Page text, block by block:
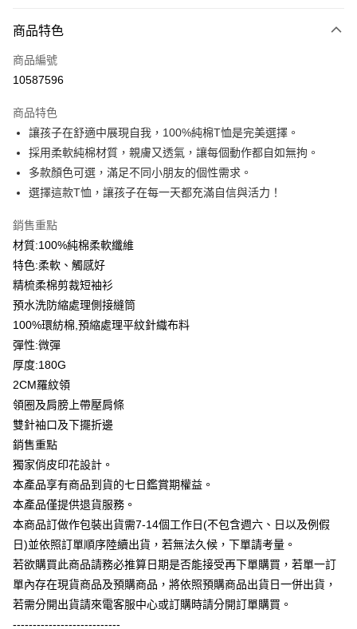
信用卡一次付款
信用卡分期付款
合作金庫商業銀行
華南商業銀行
彰化商業銀行
上海商業儲蓄銀行
台北富邦商業銀行
國泰世華商業銀行
兆豐國際商業銀行
臺灣中小企業銀行
台中商業銀行
聯邦商業銀行
元大商業銀行
台新國際商業銀行
台灣樂天信用卡公司
6 期 0 利率 每期
華南商業銀行
彰化商業銀行
上海商業儲蓄銀行
台北富邦商業銀行
國泰世華商業銀行
兆豐國際商業銀行
匯豐（台灣）商業銀行
聯邦商業銀行
元大商業銀行
玉山商業銀行
台灣樂天信用卡公司
12 期 0 利率 每期NT$24 21家銀行
合作金庫商業銀行
第一商業銀行
上海商業儲蓄銀行
台北富邦商業銀行
國泰世華商業銀行
臺灣中小企業銀行
匯豐（台灣）商業銀行
聯邦商業銀行
元大商業銀行
玉山商業銀行
台新國際商業銀行
超商取貨付款
LINE Pay
Apple Pay
街口支付
悠遊付
Google Pay
全盈+PAY
大哥付你分期
相關說明
1.本服務由台灣大哥大提供，台灣大哥大用戶可立即使用無須另外申請。
2.付款方式選擇「大哥付你分期」，訂單成立後會自動跳轉到大哥付的交易
流程，驗證手機門號後，選擇欲分期的期數、繳款截止日，確認付款後即完
成交易。
3.實際核准額度、可分期數及費用金額請依後續交易確認頁面所載為準。
4.訂單成立30分鐘內，如未前往確認交易或遇審核未通過，訂單將自動取
消。如遇「轉專審核」未通過狀況，表示未達大哥付你分期系統評分，恕無
法說明評估內容。
【繳款方式說明】
1.分期款項不併入電信帳單，「大哥付你分期」於每月結算日後寄送繳費提
2.透過簡訊連結打開帳單後，可選擇「超商條碼／台灣大直營門市／銀行轉
帳／街口支付／iPASS MONEY」等通路繳費。
AFTEE先享後付
相關說明
【關於「AFTEE先享後付」】
AFTEE先享後付是「在收到商品之後才付款」的支付方式。 讓您購物簡單
１．簡單：不需註冊會員、不需綁卡、不需儲值。
２．便利：只要手機號碼，簡訊認證，即可結帳。
３．安心：先確認商品／服務後，再付款。
【「AFTEE先享後付」結帳流程】
１．於結帳方式選擇「AFTEE先享後付」後，將跳轉至「AFTEE先享後付」
２．訂單成立數日內，您將收到繳費通知簡訊。
３．收到繳費通知簡訊後14天內，點擊此簡訊中的連結，可透過四大超商／
ATM付款
運送方式
全家付款取貨
每筆NT$65，滿NT$899(含以上)免運費
付款後全家取貨
商品特色
商品編號
10587596
商品特色
讓孩子在舒適中展現自我，100%純棉T恤是完美選擇。
採用柔軟純棉材質，親膚又透氣，讓每個動作都自如無拘。
多款顏色可選，滿足不同小朋友的個性需求。
選擇這款T恤，讓孩子在每一天都充滿自信與活力！
銷售重點
材質:100%純棉柔軟纖維
特色:柔軟、觸感好
精梳柔棉剪裁短袖衫
預水洗防縮處理側接縫筒
100%環紡棉,預縮處理平紋針織布料
彈性:微彈
厚度:180G
2CM羅紋領
領圈及肩膀上帶壓肩條
雙針袖口及下擺折邊
銷售重點
獨家俏皮印花設計。
本產品享有商品到貨的七日鑑賞期權益。
本產品僅提供退貨服務。
本商品訂做作包裝出貨需7-14個工作日(不包含週六、日以及例假
日)並依照訂單順序陸續出貨，若無法久候，下單請考量。
若欲購買此商品請務必推算日期是否能接受再下單購買，若單一訂
單內存在現貨商品及預購商品，將依照預購商品出貨日一併出貨，
若需分開出貨請來電客服中心或訂購時請分開訂單購買。
---------------------------